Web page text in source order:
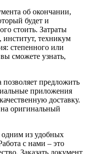
об окончании,
будет и
стоить. Затраты
институт, техникум
степенного или
сможете узнать,
предложить
приложения
доставку.
оригинальный
одним из удобных
с нами – это